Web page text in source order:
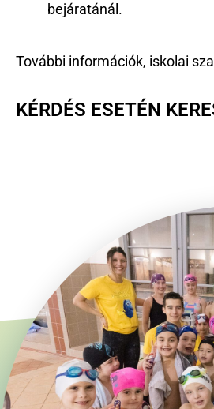
bejáratánál.
További információk, iskolai
KÉRDÉS ESETÉN